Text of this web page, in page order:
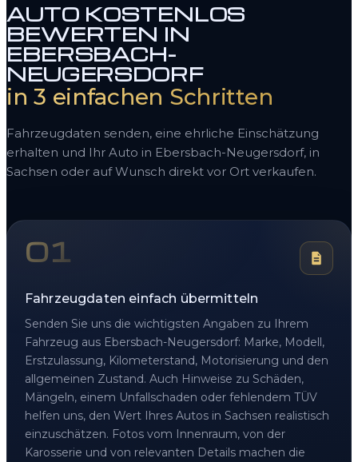
AUTO KOSTENLOS
BEWERTEN IN
EBERSBACH-
NEUGERSDORF
in 3 einfachen Schritten
Fahrzeugdaten senden, eine ehrliche Einschätzung
erhalten und Ihr Auto in Ebersbach-Neugersdorf, in
Sachsen oder auf Wunsch direkt vor Ort verkaufen.
01
Fahrzeugdaten einfach übermitteln
Senden Sie uns die wichtigsten Angaben zu Ihrem
Fahrzeug aus Ebersbach-Neugersdorf: Marke, Modell,
Erstzulassung, Kilometerstand, Motorisierung und den
allgemeinen Zustand. Auch Hinweise zu Schäden,
Mängeln, einem Unfallschaden oder fehlendem TÜV
helfen uns, den Wert Ihres Autos in Sachsen realistisch
einzuschätzen. Fotos vom Innenraum, von der
Karosserie und von relevanten Details machen die